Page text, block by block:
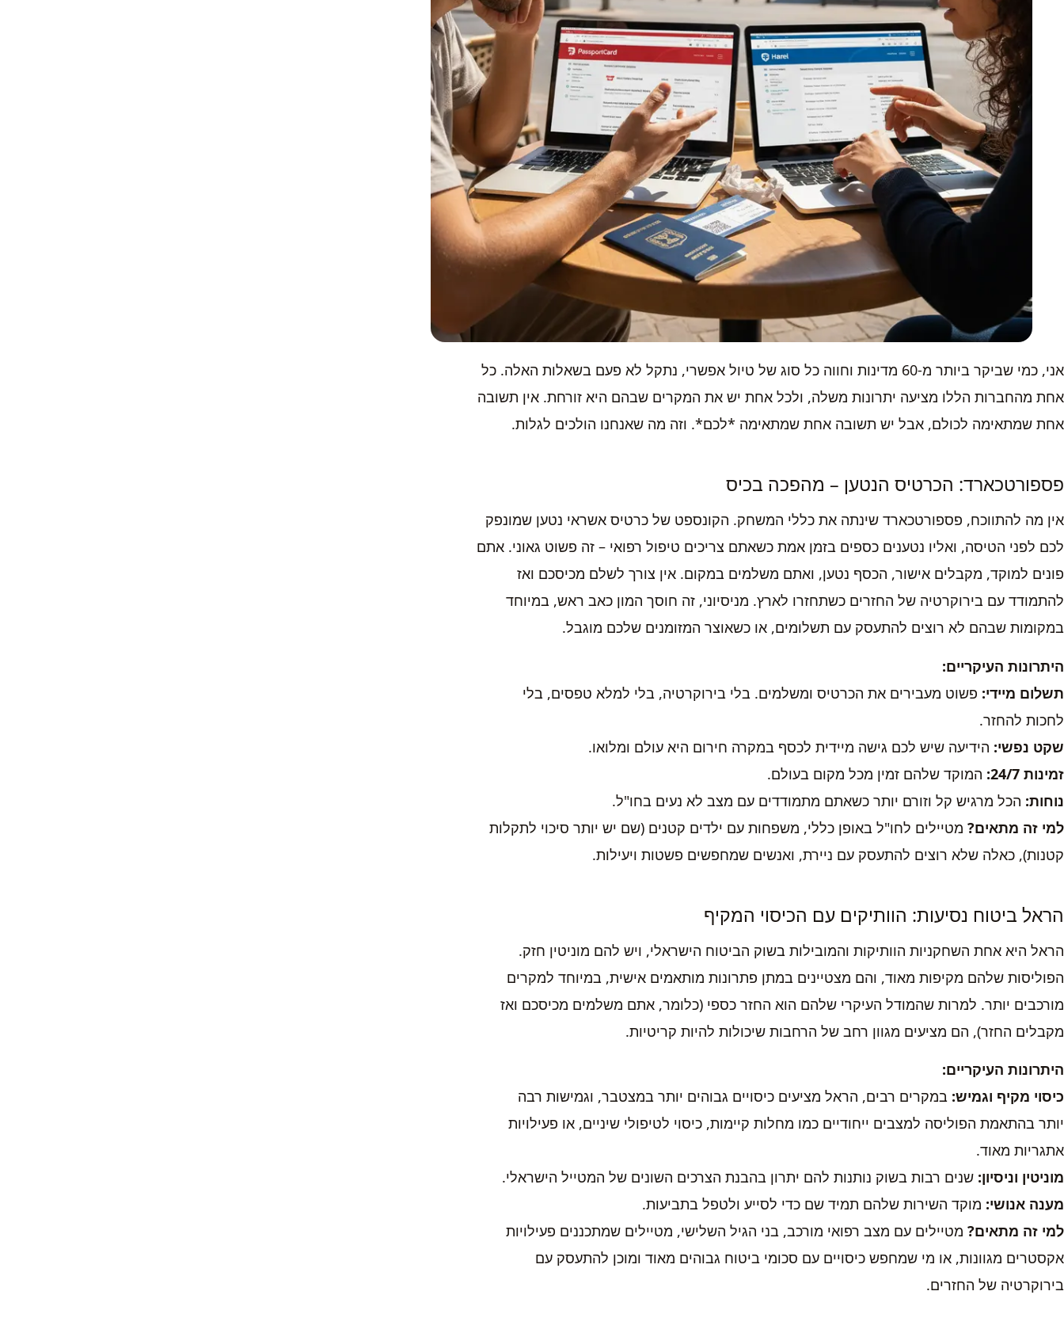
אני, כמי שביקר ביותר מ-60 מדינות וחווה כל סוג של טיול אפשרי, נתקל לא פעם בשאלות האלה. כל
אחת מהחברות הללו מציעה יתרונות משלה, ולכל אחת יש את המקרים שבהם היא זורחת. אין תשובה
אחת שמתאימה לכולם, אבל יש תשובה אחת שמתאימה *לכם*. וזה מה שאנחנו הולכים לגלות.
פספורטכארד: הכרטיס הנטען – מהפכה בכיס
אין מה להתווכח, פספורטכארד שינתה את כללי המשחק. הקונספט של כרטיס אשראי נטען שמונפק
לכם לפני הטיסה, ואליו נטענים כספים בזמן אמת כשאתם צריכים טיפול רפואי – זה פשוט גאוני. אתם
פונים למוקד, מקבלים אישור, הכסף נטען, ואתם משלמים במקום. אין צורך לשלם מכיסכם ואז
להתמודד עם בירוקרטיה של החזרים כשתחזרו לארץ. מניסיוני, זה חוסך המון כאב ראש, במיוחד
במקומות שבהם לא רוצים להתעסק עם תשלומים, או כשאוצר המזומנים שלכם מוגבל.
היתרונות העיקריים:
תשלום מיידי: פשוט מעבירים את הכרטיס ומשלמים. בלי בירוקרטיה, בלי למלא טפסים, בלי
לחכות להחזר.
שקט נפשי: הידיעה שיש לכם גישה מיידית לכסף במקרה חירום היא עולם ומלואו.
זמינות 24/7:
המוקד שלהם זמין מכל מקום בעולם.
נוחות: הכל מרגיש קל וזורם יותר כשאתם מתמודדים עם מצב לא נעים בחו"ל.
למי זה מתאים? מטיילים לחו"ל באופן כללי, משפחות עם ילדים קטנים (שם יש יותר סיכוי לתקלות
קטנות), כאלה שלא רוצים להתעסק עם ניירת, ואנשים שמחפשים פשטות ויעילות.
הראל ביטוח נסיעות: הוותיקים עם הכיסוי המקיף
הראל היא אחת השחקניות הוותיקות והמובילות בשוק הביטוח הישראלי, ויש להם מוניטין חזק.
הפוליסות שלהם מקיפות מאוד, והם מצטיינים במתן פתרונות מותאמים אישית, במיוחד למקרים
מורכבים יותר. למרות שהמודל העיקרי שלהם הוא החזר כספי (כלומר, אתם משלמים מכיסכם ואז
מקבלים החזר), הם מציעים מגוון רחב של הרחבות שיכולות להיות קריטיות.
היתרונות העיקריים:
כיסוי מקיף וגמיש: במקרים רבים, הראל מציעים כיסויים גבוהים יותר במצטבר, וגמישות רבה
יותר בהתאמת הפוליסה למצבים ייחודיים כמו מחלות קיימות, כיסוי לטיפולי שיניים, או פעילויות
אתגריות מאוד.
מוניטין וניסיון: שנים רבות בשוק נותנות להם יתרון בהבנת הצרכים השונים של המטייל הישראלי.
מענה אנושי: מוקד השירות שלהם תמיד שם כדי לסייע ולטפל בתביעות.
למי זה מתאים? מטיילים עם מצב רפואי מורכב, בני הגיל השלישי, מטיילים שמתכננים פעילויות
אקסטרים מגוונות, או מי שמחפש כיסויים עם סכומי ביטוח גבוהים מאוד ומוכן להתעסק עם
בירוקרטיה של החזרים.